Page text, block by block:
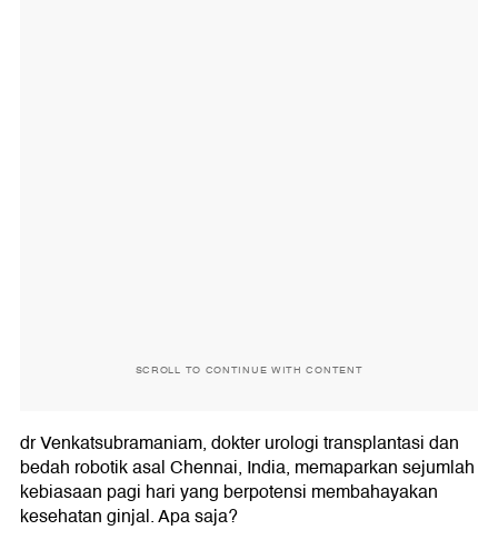
SCROLL TO CONTINUE WITH CONTENT
dr Venkatsubramaniam, dokter urologi transplantasi dan
bedah robotik asal Chennai, India, memaparkan sejumlah
kebiasaan pagi hari yang berpotensi membahayakan
kesehatan ginjal. Apa saja?